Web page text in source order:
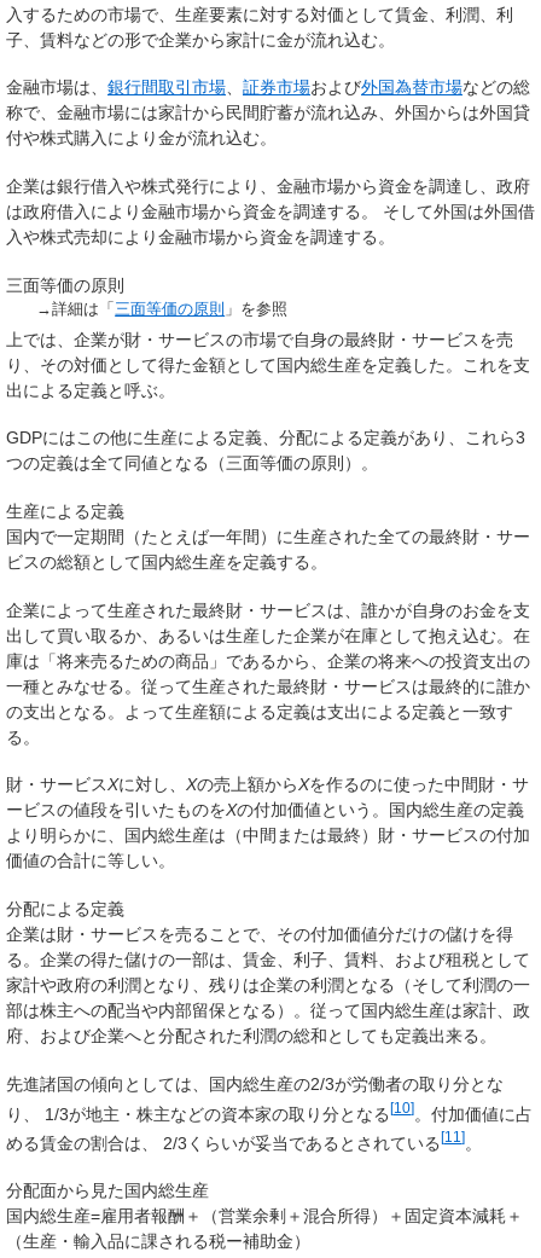
入するための市場で、生産要素に対する対価として賃金、利潤、利
子、賃料などの形で企業から家計に金が流れ込む。
金融市場は、 銀行間取引市場、 証券市場および外国為替市場などの総
称で、金融市場には家計から民間貯蓄が流れ込み、外国からは外国貸
付や株式購入により金が流れ込む。
企業は銀行借入や株式発行により、金融市場から資金を調達し、政府
は政府借入 により金融市場から資金を調達する。 そして外国は外国借
入や株式売却により金融市場から資金を調達する。
三面等価の原則
→詳細は「 三面等価の原則 」を参照
上では、企業が財・サービスの市場で自身の最終財・サービスを売
り、その対価として得た金額として国内総生産を定義した。これを支
出による定義と呼ぶ。
GDPにはこの他に生産による定義、 分配による定義があり、これら3
つの定義は全て同値となる（三面等価の原則 ）。
生産による定義
国内で一定期間（たとえば一年間）に生産された全ての最終財・サー
ビスの総額として国内総生産を定義する。
企業によって生産された最終財・サービスは、誰かが自身のお金を支
出して買い取るか、あるいは生産した企業が在庫として抱え込む。在
庫は「将来売るための商品」であるから、企業の将来への投資支出の
一種とみなせる。従って生産された最終財・サービスは最終的に誰か
の支出となる。よって生産額による定義は支出による定義と一致す
る。
財・サービスXに対し、 Xの売上額からXを作るのに使った中間財・サ
ービスの値段を引いたものをXの付加価値という。国内総生産の定義
より明らかに、国内総生産は（中間または最終）財・サービスの付加
価値の合計に等しい。
分配による定義
企業は財・サービスを売ることで、その付加価値分だけの儲けを得
る。企業の得た儲けの一部は、賃金、利子、賃料、および租税として
家計や政府の利潤となり、残りは企業の利潤となる（そして利潤の一
部は株主への配当や内部留保となる）。従って国内総生産は家計、政
府、および企業へと分配された利潤の総和としても定義出来る。
先進諸国の傾向としては、国内総生産の2/3が労働者の取り分とな
り、 1/3が地主・株主などの資本家の取り分となる[10]
。付加価値に占
める賃金の割合は、 2/3 くらいが妥当であるとされている [11 ] 。
分配面から見た国内総生産
国内総生産=雇用者報酬＋（営業余剰＋混合所得）＋固定資本減耗＋
（生産・輸入品に課される税ー補助金）